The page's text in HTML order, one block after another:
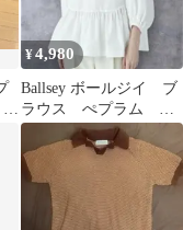
グ
¥4,980
Ballsey ボールジイ ブ
ラウス ぺプラム
白
TOMORROWLAND